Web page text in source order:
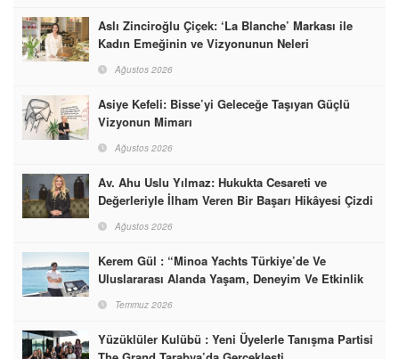
Aslı Zinciroğlu Çiçek: ‘La Blanche’ Markası ile
Kadın Emeğinin ve Vizyonunun Neleri
Başarabileceğinin En Güzel Örneğini Sunuyor
Ağustos 2026
Asiye Kefeli: Bisse’yi Geleceğe Taşıyan Güçlü
Vizyonun Mimarı
Ağustos 2026
Av. Ahu Uslu Yılmaz: Hukukta Cesareti ve
Değerleriyle İlham Veren Bir Başarı Hikâyesi Çizdi
Ağustos 2026
Kerem Gül : “Minoa Yachts Türkiye’de Ve
Uluslararası Alanda Yaşam, Deneyim Ve Etkinlik
Markası Olacak”
Temmuz 2026
Yüzüklüler Kulübü : Yeni Üyelerle Tanışma Partisi